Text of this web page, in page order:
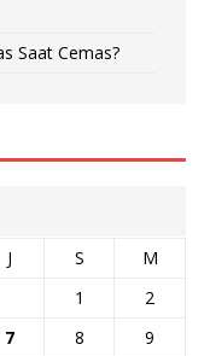
Saat Cemas?
J S
M
1
2
7 8
9